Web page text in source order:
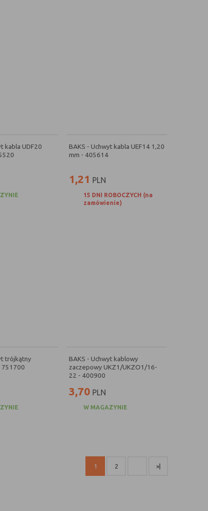
kabla UDF20
BAKS - Uchwyt kabla UEF14 1,20
mm - 405614
1,21 PLN
15 DNI ROBOCZYCH (na
zamówienie)
trójkątny
751700
BAKS - Uchwyt kablowy
zaczepowy UKZ1/UKZO1/16-
22 - 400900
3,70 PLN
W MAGAZYNIE
1 2 »|